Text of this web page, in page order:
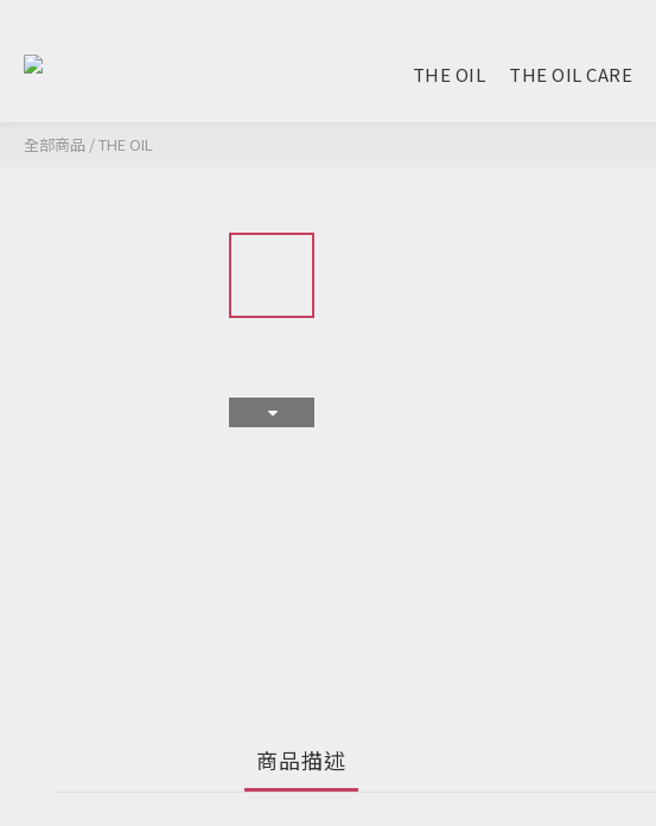
THE OIL THE OIL CARE
全部商品 /THE OIL
商品描述